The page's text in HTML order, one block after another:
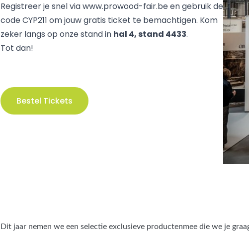
Registreer je snel viawww.prowood-fair.been gebruik de
code CYP211 om jouw gratis ticket te bemachtigen. Kom
zeker langs op onze stand in hal 4, stand 4433.
Tot dan!
Bestel Tickets
Dit jaar nemen we een selectie exclusieve productenmee die we je